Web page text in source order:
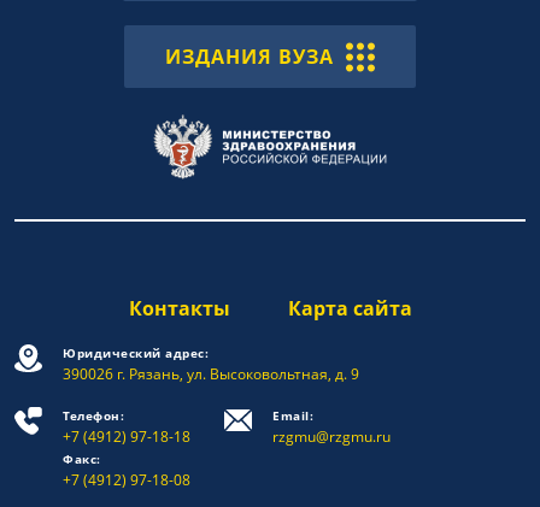
ИЗДАНИЯ ВУЗА
Контакты Карта сайта
Юридический адрес:
390026 г. Рязань, ул. Высоковольтная, д. 9
Телефон:
+7 (4912) 97-18-18
Факс:
+7 (4912) 97-18-08
Email:
rzgmu@rzgmu.ru